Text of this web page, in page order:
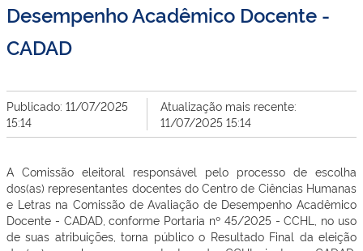
Desempenho Acadêmico Docente -
CADAD
Publicado: 11/07/2025
15:14
Atualização mais recente:
11/07/2025 15:14
A Comissão eleitoral responsável pelo processo de escolha
dos(as) representantes docentes do Centro de Ciências Humanas
e Letras na Comissão de Avaliação de Desempenho Acadêmico
Docente - CADAD, conforme Portaria nº 45/2025 - CCHL, no uso
de suas atribuições, torna público o Resultado Final da eleição